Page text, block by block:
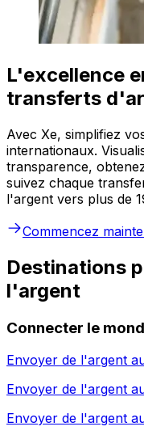
L'excellence
transferts
Avec Xe, simplifiez
internationaux.
transparence,
suivez chaque
l'argent vers plus de
Commencez
Destinations
l'argent
Connecter le
Envoyer de l'argent
Envoyer de l'argent
Envoyer de l'argent